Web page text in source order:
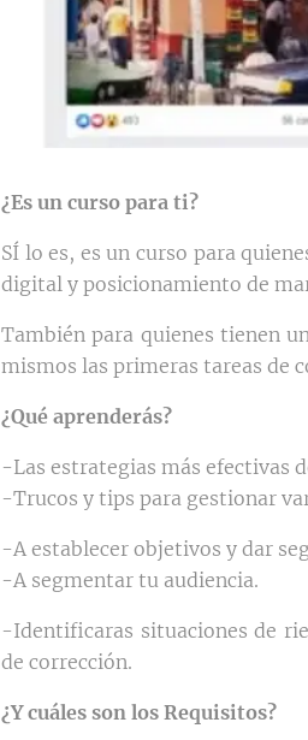
¿Es un curso para ti?
SÍ lo es, es un curso para
digital y posicionamiento de
También para quienes tienen
mismos las primeras tareas de
¿Qué aprenderás?
-Las estrategias más efectivas
-Trucos y tips para gestionar
-A establecer objetivos y dar
-A segmentar tu audiencia.
-Identificaras situaciones de
de corrección.
¿Y cuáles son los Requisitos?